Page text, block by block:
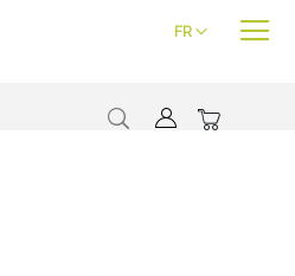
Langue
FR
Chercher Mon